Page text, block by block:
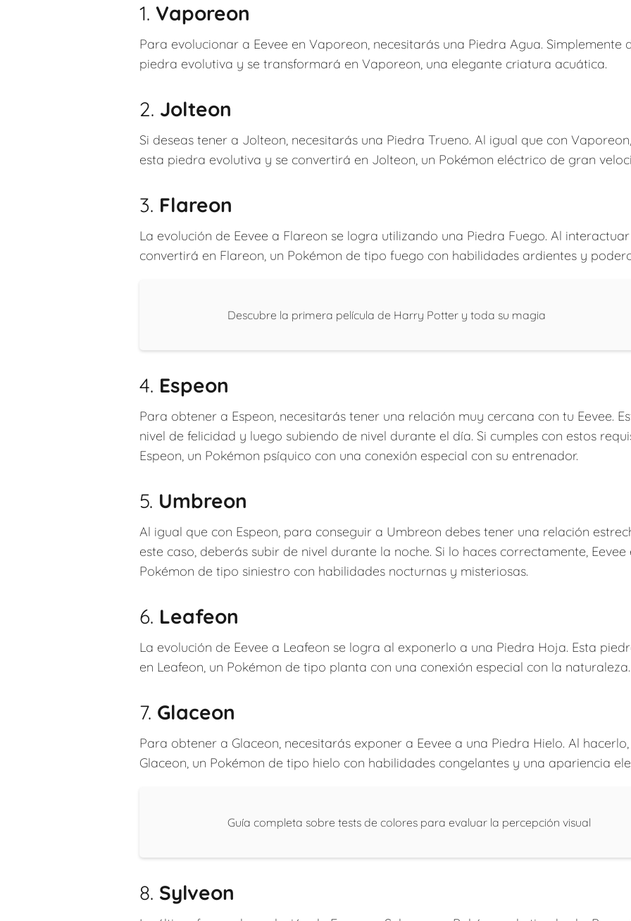
1. Vaporeon
Para evolucionar a Eevee en Vaporeon, necesitarás una Piedra Agua. Simplemente
piedra evolutiva y se transformará en Vaporeon, una elegante criatura acuática.
2. Jolteon
Si deseas tener a Jolteon, necesitarás una Piedra Trueno. Al igual que con
esta piedra evolutiva y se convertirá en Jolteon, un Pokémon eléctrico de gran
3. Flareon
La evolución de Eevee a Flareon se logra utilizando una Piedra Fuego. Al
convertirá en Flareon, un Pokémon de tipo fuego con habilidades ardientes y
Descubre la primera película de Harry Potter y toda su magia
4. Espeon
Para obtener a Espeon, necesitarás tener una relación muy cercana con tu Eevee.
nivel de felicidad y luego subiendo de nivel durante el día. Si cumples con estos
Espeon, un Pokémon psíquico con una conexión especial con su entrenador.
5. Umbreon
Al igual que con Espeon, para conseguir a Umbreon debes tener una relación
este caso, deberás subir de nivel durante la noche. Si lo haces correctamente,
Pokémon de tipo siniestro con habilidades nocturnas y misteriosas.
6. Leafeon
La evolución de Eevee a Leafeon se logra al exponerlo a una Piedra Hoja. Esta
en Leafeon, un Pokémon de tipo planta con una conexión especial con la naturaleza.
7. Glaceon
Para obtener a Glaceon, necesitarás exponer a Eevee a una Piedra Hielo. Al
Glaceon, un Pokémon de tipo hielo con habilidades congelantes y una apariencia
Guía completa sobre tests de colores para evaluar la percepción visual
8. Sylveon